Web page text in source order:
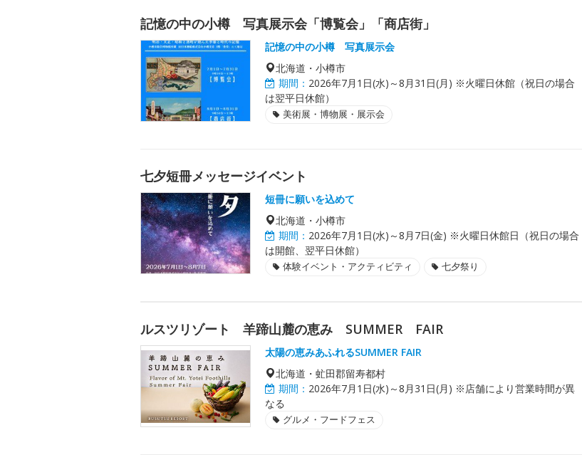
記憶の中の小樽 写真展示会「博覧会」「商店街」
記憶の中の小樽 写真展示会
北海道・小樽市
期間： 2026年7月1日(水)～8月31日(月) ※火曜日休館（祝日の場合
は翌平日休館）
美術展・博物展・展示会
七夕短冊メッセージイベント
短冊に願いを込めて
北海道・小樽市
期間： 2026年7月1日(水)～8月7日(金) ※火曜日休館日（祝日の場合
は開館、翌平日休館）
体験イベント・アクティビティ 七夕祭り
ルスツリゾート 羊蹄山麓の恵み SUMMER FAIR
太陽の恵みあふれるSUMMER FAIR
北海道・虻田郡留寿都村
期間： 2026年7月1日(水)～8月31日(月) ※店舗により営業時間が異
なる
グルメ・フードフェス